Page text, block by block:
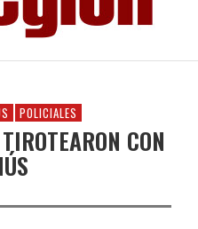
POLICIALES
CON